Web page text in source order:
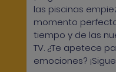
las piscinas
momento
tiempo y de las
TV. ¿Te apetece
emociones?